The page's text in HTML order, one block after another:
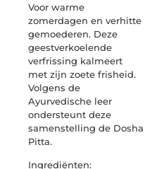
Voor warme
zomerdagen en verhitte
gemoederen. Deze
geestverkoelende
verfrissing kalmeert
met zijn zoete frisheid.
Volgens de
Ayurvedische leer
ondersteunt deze
samenstelling de Dosha
Pitta.
Ingrediënten: